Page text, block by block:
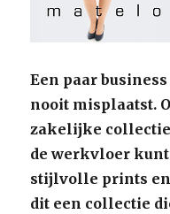
Een paar
nooit misplaatst.
zakelijke
de werkvloer
stijlvolle prints
dit een collectie